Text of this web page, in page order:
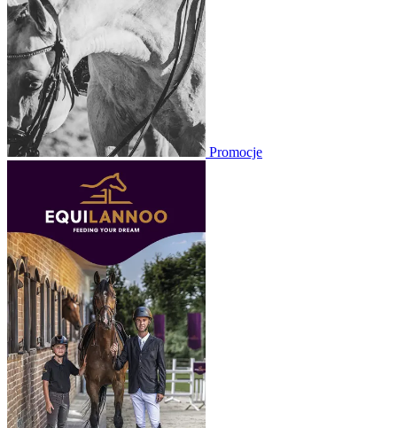
Promocje